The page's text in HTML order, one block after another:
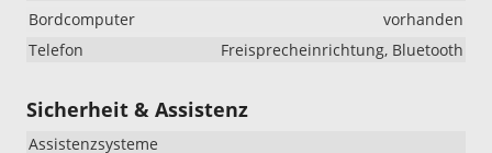
Bordcomputer
vorhanden
Telefon
Freisprecheinrichtung, Bluetooth
Sicherheit & Assistenz
Assistenzsysteme